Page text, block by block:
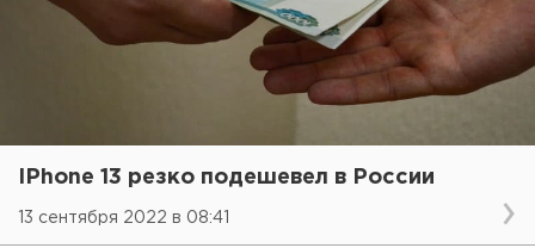
IPhone 13 резко подешевел в России
13 сентября 2022 в 08:41